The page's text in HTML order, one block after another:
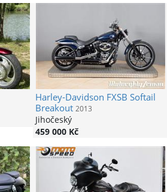
Harley-Davidson FXSB Softail
Breakout 2013
Jihočeský
459 000 Kč